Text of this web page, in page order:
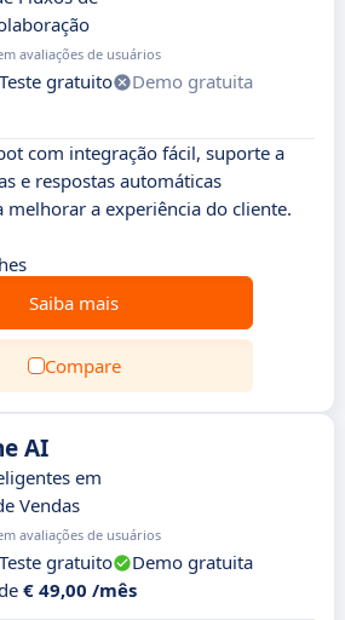
avaliações de usuários
Teste gratuito
Demo gratuita
com integração fácil, suporte a
e respostas automáticas
melhorar a experiência do cliente.
Saiba mais
Compare
AI
em
Vendas
avaliações de usuários
Teste gratuito
Demo gratuita
€ 49,00 /mês